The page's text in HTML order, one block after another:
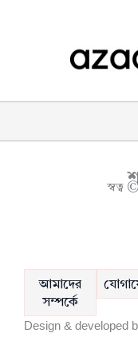
স্বত্ব
আমাদের
সম্পর্কে
Design & developed